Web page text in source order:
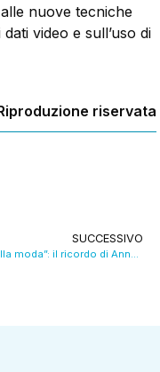
nuove tecniche
video e sull’uso di
riservata
SUCCESSIVO
“Valentino un maestro della moda”: il ricordo di Anna Marchetti. VIDEO